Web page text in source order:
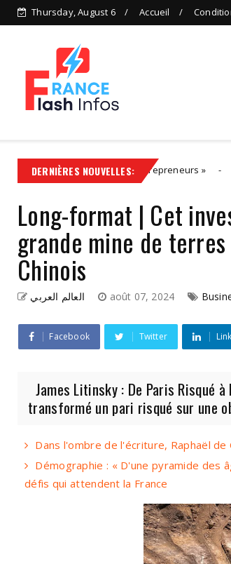
Thursday, August 6 Accueil
DERNIÈRES NOUVELLES:
côtés des entrepreneurs » Uncategorized
Long-format | Cet
grande mine de terres
Chinois
العالم العربي août 07, 2024
Facebook Twitter
James Litinsky : De Paris Risqué
transformé un pari risqué sur une
Dans l'ombre de l'écriture, Raphaël
Démographie : « D'une pyramide des
défis qui attendent la France